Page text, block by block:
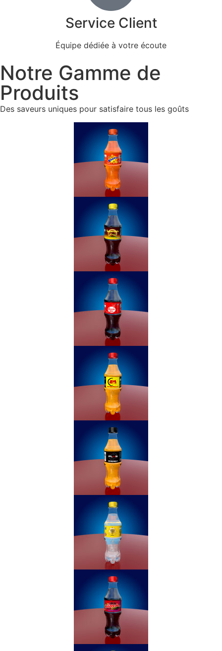
Service Client
Équipe dédiée à votre écoute
Notre Gamme de
Produits
Des saveurs uniques pour satisfaire tous les goûts